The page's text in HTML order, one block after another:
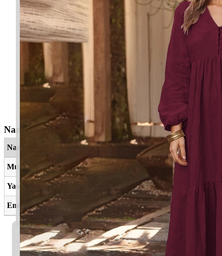
Nama Yang Berkaitan
Nama Maksud
Muyassarah Yang diberi kesenangan
Yasser Kekayaan, kemewahan
Emira Puteri, ratu